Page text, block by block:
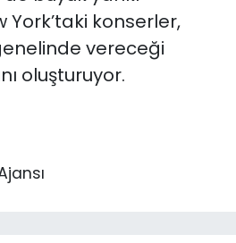
York’taki konserler,
vereceği
oluşturuyor.